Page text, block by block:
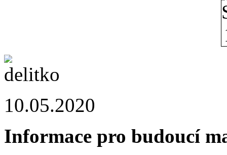
10.05.2020
Informace pro budoucí